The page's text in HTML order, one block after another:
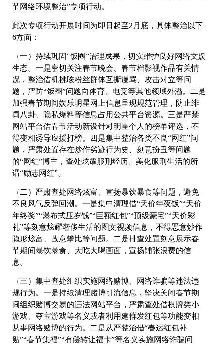
节网络环境整治”专项行动。
此次专项行动开展时间为即日起至2月底，具体整治以下
6方面：
（一）持续巩固“饭圈”治理成果，切实维护良好网络文娱
生态。一是密切关注春节晚会、春节档影视作品有关情
况，整治借机挑唆粉丝群体互撕谩骂、攻击对立等问
题，严防“饭圈”问题向体育、电竞等其他领域外溢。二是
加强春节期间娱乐明星网上信息呈现规范管理，防止绯
闻八卦、隐私爆料等信息占用公共平台资源。三是严禁
网站平台借春节活动新设针对明星个人的榜单评选，不
得变相诱导应援打榜。四是集中整治各类不良“网红”问
题，严肃处置存在炒作劣迹行为史、刻意扮丑等问题
的“网红”博主，查处炫耀服刑经历、美化服刑生活的所
谓“励志网红”。
（二）严肃查处网络炫富、宣扬暴饮暴食等问题，避免
不良风气反弹回潮。一是集中清理借“天价年夜饭”“天价
年终奖”“瀑布式压岁钱”“巨额红包”“顶级豪宅”“天价彩
礼”等刻意炫耀奢侈生活的图文视频信息，不得恶意炒作
隐形炫富、故意攀比等问题。二是排查处置刻意展示春
节期间暴饮暴食、大吃大喝画面，宣扬铺张浪费的信
息。
（三）集中查处组织实施网络赌博、网络诈骗等违法违
规行为。一是持续清理赌博引流信息，坚决关闭春节期
间组织赌博交易的违法网站平台，严肃查处借棋牌类小
游戏、夺宝游戏等名义或者利用建群发红包等功能变相
从事网络赌博的行为。二是从严整治借“春运红包补
贴”“春节集福”“有偿转让福卡”等名义实施网络诈骗问